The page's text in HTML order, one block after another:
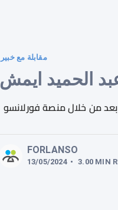
مقابلة مع خبير
الحميد ايمش
من خلال منصة فورلانسو
FORLANSO
13/05/2024 • 3.00 MIN